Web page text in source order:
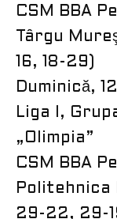
CSM BBA
Târgu
16, 18-29)
Duminică,
Liga I,
„Olimpia”
CSM BBA
Politehnica
29-22, 29-